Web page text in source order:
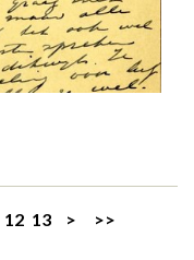
12 13 > >>